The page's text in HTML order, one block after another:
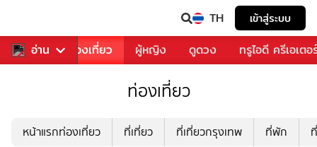
TH เข้าสู่ระบบ
อ่าน
อาหาร ท่องเที่ยว ผู้หญิง ดูดวง ทรูไอดี ครีเอเตอ
ท่องเที่ยว
หน้าแรกท่องเที่ยว ที่เที่ยว ที่เที่ยวกรุงเทพ ที่พัก